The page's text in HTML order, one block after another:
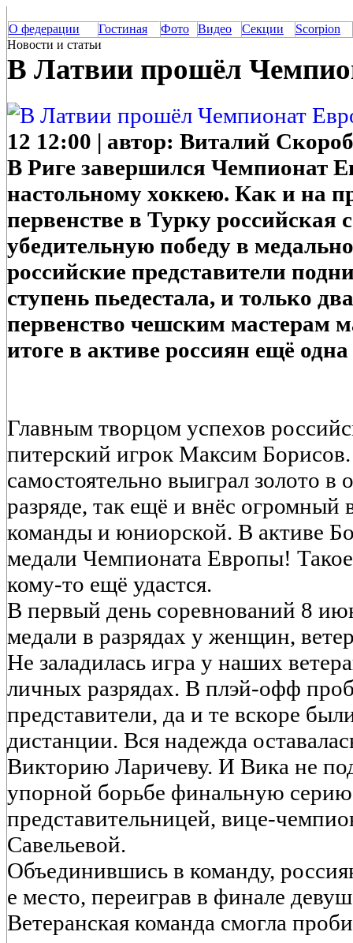
О федерации Гостиная Фото Видео Секции
Scorpion
Новости и статьи
В Латвии прошёл
12 12:00 | автор: Виталий
В Риге завершился Чемпионат
настольному хоккею. Как и на
первенстве в Турку российская
убедительную победу в
российские представители
ступень пьедестала, и только
первенство чешским мастерам
итоге в активе россиян ещё
Главным творцом успехов
питерский игрок Максим
самостоятельно выиграл золото
разряде, так ещё и внёс огромный
команды и юниорской. В активе
медали Чемпионата Европы!
кому-то ещё удастся.
В первый день соревнований 8
медали в разрядах у женщин,
Не заладилась игра у наших
личных разрядах. В плэй-офф
представители, да и те вскоре
дистанции. Вся надежда
Викторию Ларичеву. И Вика не
упорной борьбе финальную серию
представительницей, вице-
Савельевой.
Объединившись в команду,
е место, переиграв в финале
Ветеранская команда смогла